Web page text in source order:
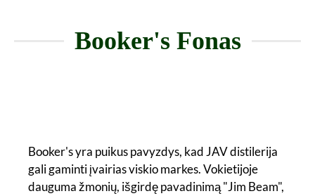
Booker's Fonas
Booker's yra puikus pavyzdys, kad JAV distilerija
gali gaminti įvairias viskio markes. Vokietijoje
dauguma žmonių, išgirdę pavadinimą "Jim Beam",